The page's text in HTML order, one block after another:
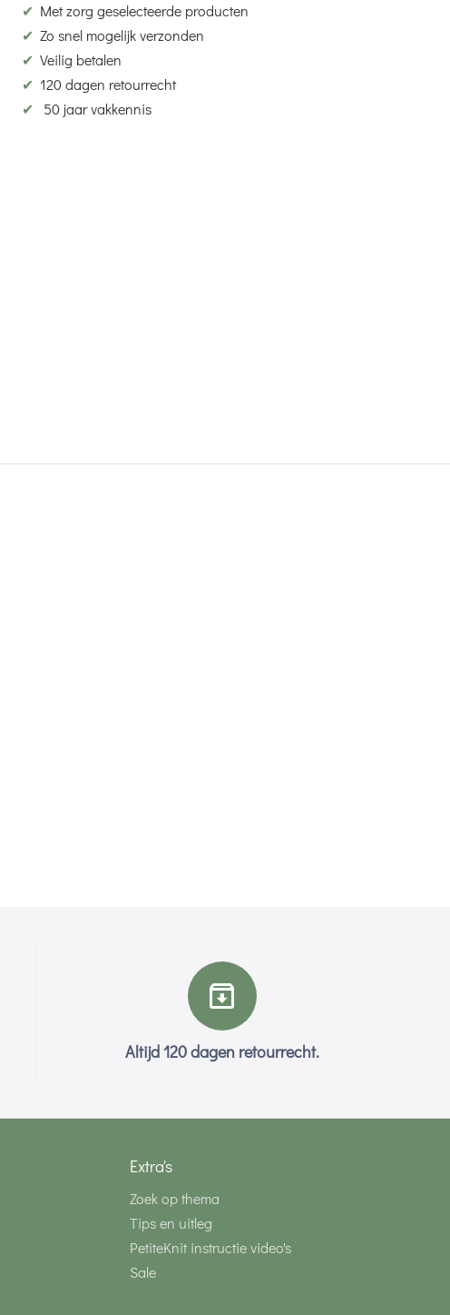
✔ Met zorg geselecteerde producten
✔ Zo snel mogelijk verzonden
✔ Veilig betalen
✔ 120 dagen retourrecht
✔
50 jaar vakkennis
Altijd 120 dagen retourrecht.
Extra's
Zoek op thema
Tips en uitleg
PetiteKnit instructie video's
Sale